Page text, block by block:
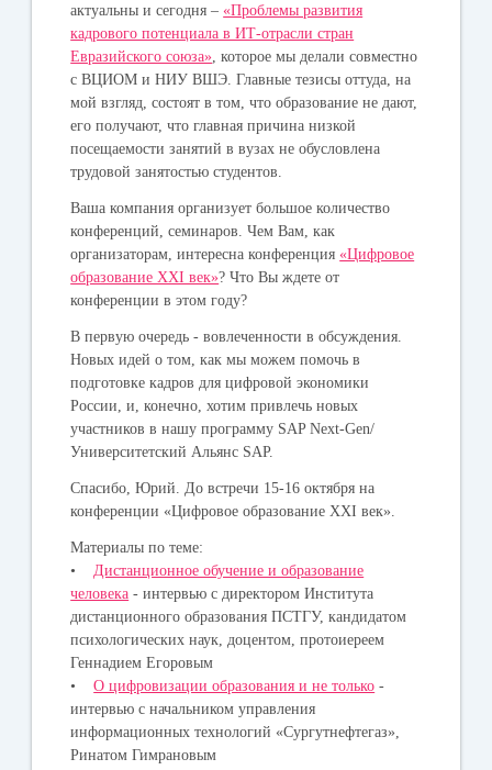
актуальны и сегодня –«Проблемы развития
кадрового потенциала в ИТ-отрасли стран
Евразийского союза» , которое мы делали совместно
с ВЦИОМ и НИУ ВШЭ. Главные тезисы оттуда, на
мой взгляд, состоят в том, что образование не дают,
его получают, что главная причина низкой
посещаемости занятий в вузах не обусловлена
трудовой занятостью студентов.
Ваша компания организует большое количество
конференций, семинаров. Чем Вам, как
организаторам, интересна конференция«Цифровое
образование XXI век»? Что Вы ждете от
конференции в этом году?
В первую очередь - вовлеченности в обсуждения.
Новых идей о том, как мы можем помочь в
подготовке кадров для цифровой экономики
России, и, конечно, хотим привлечь новых
участников в нашу программу SAP Next-Gen/
Университетский Альянс SAP.
Спасибо, Юрий. До встречи 15-16 октября на
конференции «Цифровое образование XXI век».
Материалы по теме:
• Дистанционное обучение и образование
человека - интервью с директором Института
дистанционного образования ПСТГУ, кандидатом
психологических наук, доцентом, протоиереем
Геннадием Егоровым
•О цифровизации образования и не только -
интервью с начальником управления
информационных технологий «Сургутнефтегаз»,
Ринатом Гимрановым